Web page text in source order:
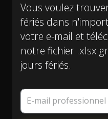
Vous voulez
fériés dans
votre e-mail et
notre fichier .xlsx
jours fériés.
E-mail professionnel